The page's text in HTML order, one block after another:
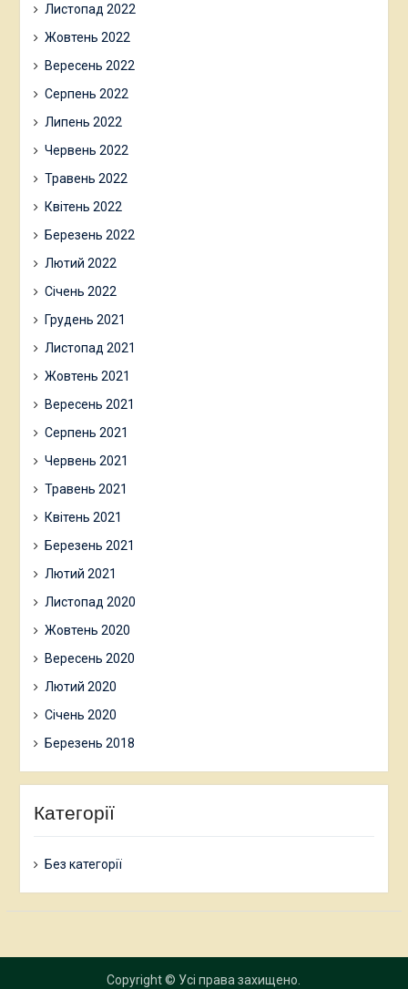
Листопад 2022
Жовтень 2022
Вересень 2022
Серпень 2022
Липень 2022
Червень 2022
Травень 2022
Квітень 2022
Березень 2022
Лютий 2022
Січень 2022
Грудень 2021
Листопад 2021
Жовтень 2021
Вересень 2021
Серпень 2021
Червень 2021
Травень 2021
Квітень 2021
Березень 2021
Лютий 2021
Листопад 2020
Жовтень 2020
Вересень 2020
Лютий 2020
Січень 2020
Березень 2018
Категорії
Без категорії
Copyright © Усі права захищено.